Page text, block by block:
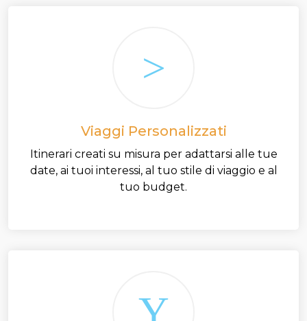
Viaggi Personalizzati
Itinerari creati su misura per adattarsi alle tue
date, ai tuoi interessi, al tuo stile di viaggio e al
tuo budget.